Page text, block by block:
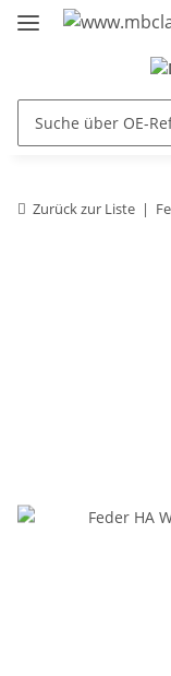
Zurück zur Liste